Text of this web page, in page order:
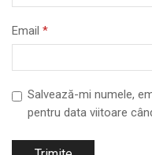
Email *
Salvează-mi numele,
pentru data viitoare